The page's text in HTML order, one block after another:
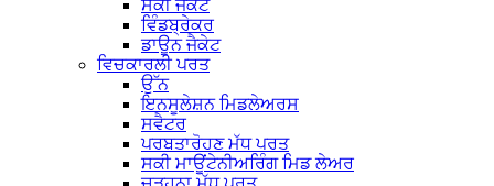
ਸਕੀ ਜੈਕੇਟ
ਵਿੰਡਬ੍ਰੇਕਰ
ਡਾਊਨ ਜੈਕੇਟ
ਵਿਚਕਾਰਲੀ ਪਰਤ
ਉੱਨ
ਇਨਸੂਲੇਸ਼ਨ ਮਿਡਲੇਅਰਸ
ਸਵੈਟਰ
ਪਰਬਤਾਰੋਹਣ ਮੱਧ ਪਰਤ
ਸਕੀ ਮਾਊਂਟੇਨੀਅਰਿੰਗ ਮਿਡ ਲੇਅਰ